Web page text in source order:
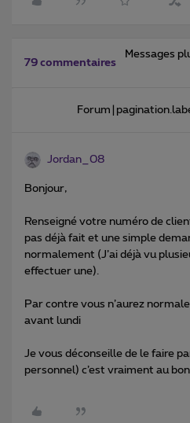
79 commentaires
Messages
Jordan_08
Bonjour,
Renseigné votre numéro de
pas déjà fait et une simple
normalement (J’ai déjà vu
effectuer une).
Par contre vous n’aurez
avant lundi
Je vous déconseille de le faire
personnel) c’est vraiment au